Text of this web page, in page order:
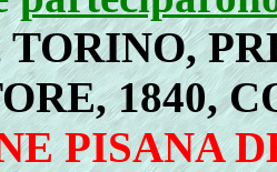
TORINO,
1840,
PISANA